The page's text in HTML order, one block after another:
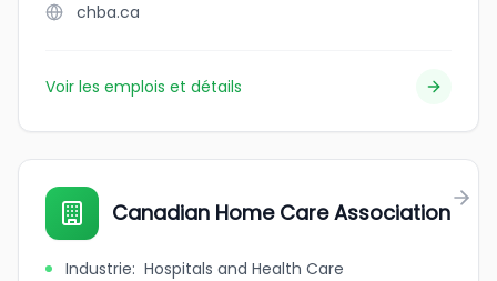
chba.ca
Voir les emplois et détails
Canadian Home Care Association
Industrie: Hospitals and Health Care